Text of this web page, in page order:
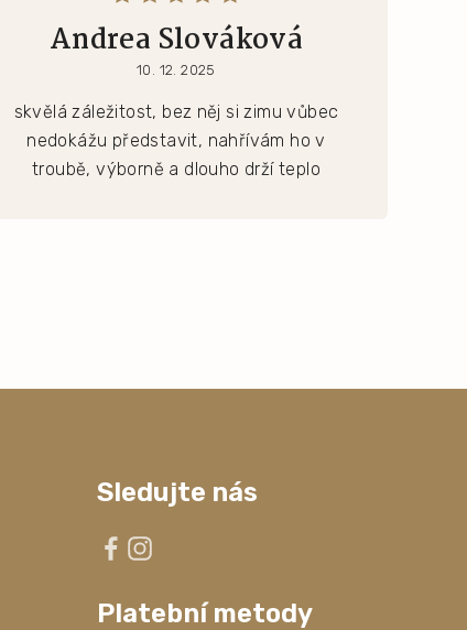
Andrea Slováková
10. 12. 2025
skvělá záležitost, bez něj si zimu vůbec
nedokážu představit, nahřívám ho v
troubě, výborně a dlouho drží teplo
Sledujte nás
Platební metody